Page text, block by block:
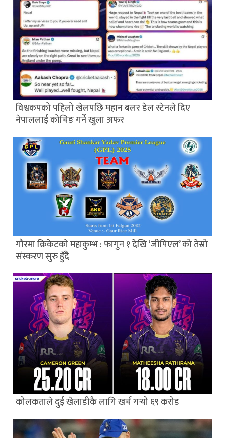
विश्वकपको पहिलो खेलपछि महान बलर डेल स्टेनले दिए
नेपाललाई कोचिङ गर्ने खुला अफर
गौरमा क्रिकेटको महाकुम्भ : फागुन १ देखि ‘जीपिएल’ को तेस्रो
संस्करण सुरु हुँदै
कोलकताले दुई खेलाडीकै लागि खर्च गर्‍यो ६९ करोड